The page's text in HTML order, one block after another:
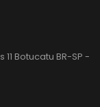
Botucatu BR-SP -